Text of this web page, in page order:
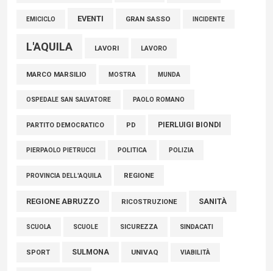
EMICICLO EVENTI GRAN SASSO INCIDENTE
L'AQUILA LAVORI LAVORO
MARCO MARSILIO MOSTRA MUNDA
OSPEDALE SAN SALVATORE PAOLO ROMANO
PARTITO DEMOCRATICO PD PIERLUIGI BIONDI
PIERPAOLO PIETRUCCI POLITICA POLIZIA
PROVINCIA DELL'AQUILA REGIONE
REGIONE ABRUZZO RICOSTRUZIONE SANITÀ
SCUOLA SCUOLE SICUREZZA SINDACATI
SPORT SULMONA UNIVAQ VIABILITÀ